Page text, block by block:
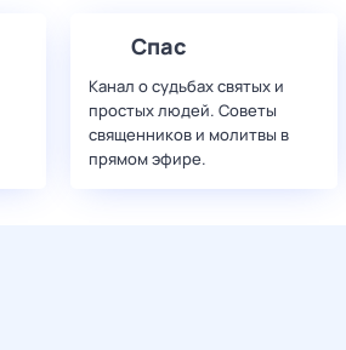
Спас
Канал о судьбах святых и
простых людей. Советы
священников и молитвы в
прямом эфире.